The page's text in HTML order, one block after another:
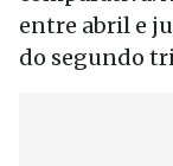
entre abril e
do segundo